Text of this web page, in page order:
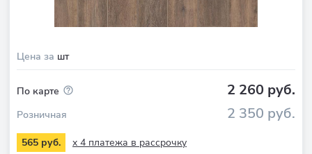
Цена за шт
По карте 2 260 руб.
Розничная 2 350 руб.
565 руб. x 4 платежа в рассрочку